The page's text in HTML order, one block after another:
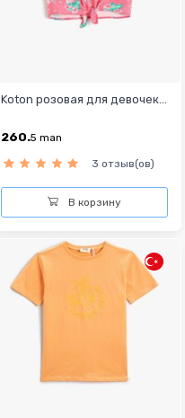
Koton розовая для девочек...
260.5 man
3 отзыв(ов)
В корзину